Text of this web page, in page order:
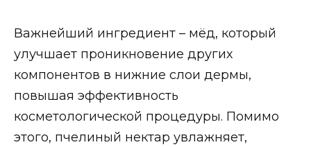
Важнейший ингредиент – мёд, который
улучшает проникновение других
компонентов в нижние слои дермы,
повышая эффективность
косметологической процедуры. Помимо
этого, пчелиный нектар увлажняет,